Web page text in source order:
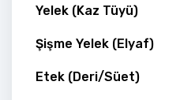
Yelek (Kaz Tüyü)
Şişme Yelek (Elyaf)
Etek (Deri/Süet)